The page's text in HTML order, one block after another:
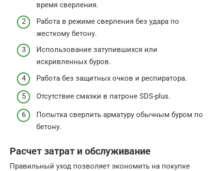
время сверления.
Работа в режиме сверления без удара по
жесткому бетону.
Использование затупившихся или
искривленных буров.
Работа без защитных очков и респиратора.
Отсутствие смазки в патроне SDS-plus.
Попытка сверлить арматуру обычным буром по
бетону.
Расчет затрат и обслуживание
Правильный уход позволяет экономить на покупке